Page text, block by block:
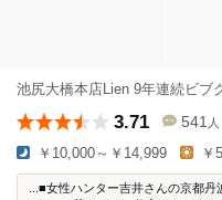
池尻大橋本店Lien 9年連続ビブ
3.71 541 人
￥10,000～￥14,999 ￥
...■女性ハンター吉井さんの京都